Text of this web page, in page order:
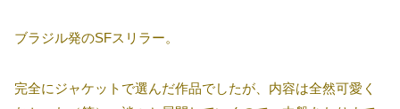
ブラジル発のSFスリラー。
完全にジャケットで選んだ作品でしたが、内容は全然可愛く